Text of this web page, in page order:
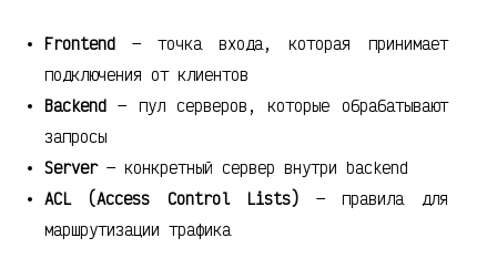
Frontend — точка входа, которая принимает
подключения от клиентов
Backend — пул серверов, которые обрабатывают
запросы
Server— конкретный сервер внутри backend
ACL (Access Control Lists) — правила для
маршрутизации трафика